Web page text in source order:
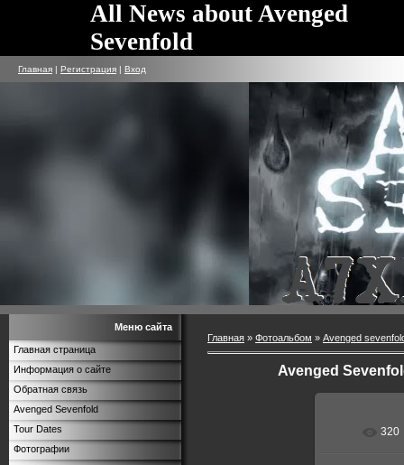
All News about Avenged
Sevenfold
Главная | Регистрация | Вход
Меню сайта
Главная страница
Информация о сайте
Обратная связь
Avenged Sevenfold
Tour Dates
Фотографии
Главная » Фотоальбом » Avenged
Avenged
В 320